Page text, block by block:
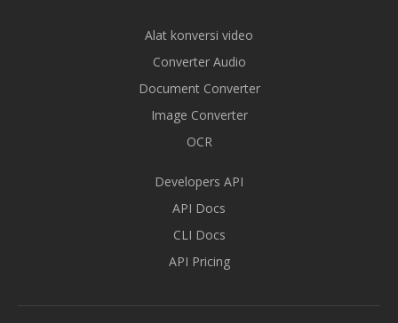
Alat konversi video
Converter Audio
Document Converter
Image Converter
OCR
Developers API
API Docs
CLI Docs
API Pricing